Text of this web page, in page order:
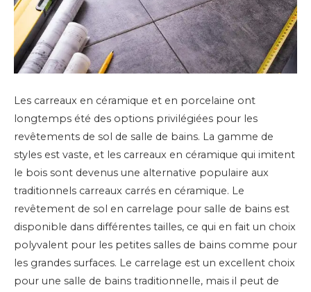
Les carreaux en céramique et en porcelaine ont
longtemps été des options privilégiées pour les
revêtements de sol de salle de bains. La gamme de
styles est vaste, et les carreaux en céramique qui imitent
le bois sont devenus une alternative populaire aux
traditionnels carreaux carrés en céramique. Le
revêtement de sol en carrelage pour salle de bains est
disponible dans différentes tailles, ce qui en fait un choix
polyvalent pour les petites salles de bains comme pour
les grandes surfaces. Le carrelage est un excellent choix
pour une salle de bains traditionnelle, mais il peut de